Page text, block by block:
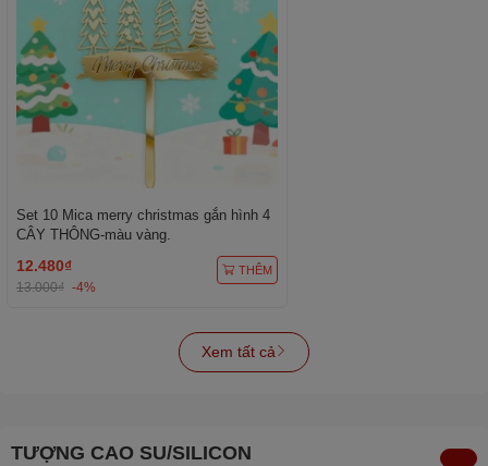
Set 10 Mica merry christmas gắn hình 4
CÂY THÔNG-màu vàng.
12.480₫
13.000₫ -4%
THÊM
Xem tất cả
TƯỢNG CAO SU/SILICON